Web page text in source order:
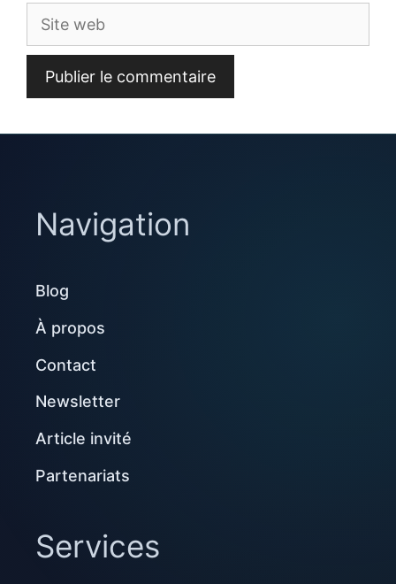
Site
Navigation
Blog
À propos
Contact
Newsletter
Article invité
Partenariats
Services